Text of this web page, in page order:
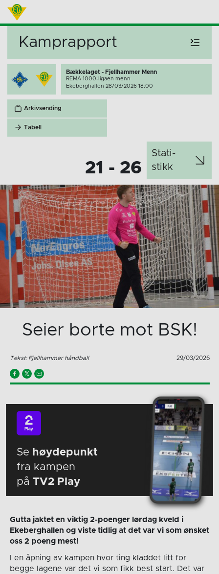
Kamprapport
Bækkelaget - Fjellhammer Menn
REMA 1000-ligaen menn
Ekeberghallen 28/03/2026 18:00
Arkivsending
Tabell
21 - 26
Stati­
stikk
Seier borte mot BSK!
Tekst: Fjellhammer håndball 29/03/2026
Se høydepunkt
fra kampen
på TV2 Play
Gutta jaktet en viktig 2-poenger lørdag kveld i
Ekeberghallen og viste tidlig at det var vi som ønsket
oss 2 poeng mest!
I en åpning av kampen hvor ting kladdet litt for
begge lagene var det vi som fikk best start. Det var